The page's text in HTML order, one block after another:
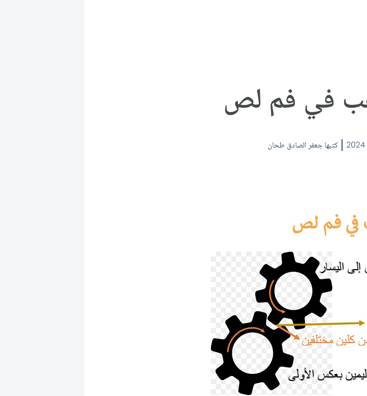
في فم لص
كتبها جعفر الصادق طحان